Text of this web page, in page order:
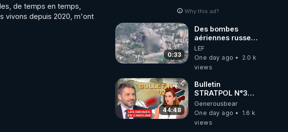
de temps en temps,
vivons depuis 2020, m'ont
Why this ad?
0:33
Des bombes
aériennes russes
anéantissent les
centres de
contrôle de
brigades
ukrainienne
LEF
One day ago
2.0 k
views
44:48
Bulletin
STRATPOL N°302.
Armée des
drones, MS-21 en
série, missiles
Generousbear
One day ago
1.6 k
views